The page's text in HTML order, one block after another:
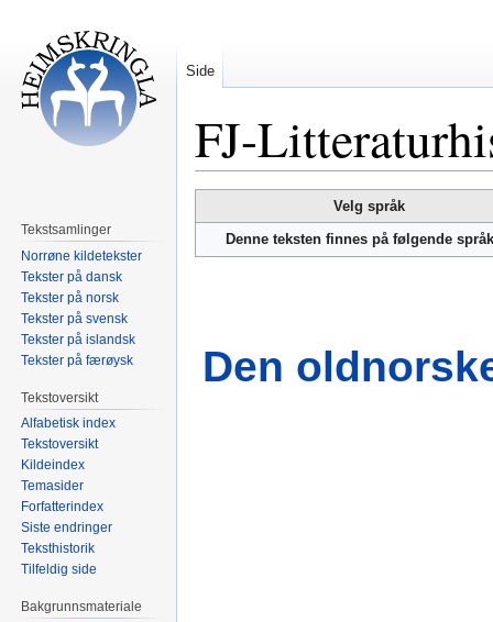
FJ-
til
navigering
til
Velg språk
Denne teksten finnes på følgende
Den
Side
Tekstsamlinger
Norrøne kildetekster
Tekster på dansk
Tekster på norsk
Tekster på svensk
Tekster på islandsk
Tekster på færøysk
Tekstoversikt
Alfabetisk index
Tekstoversikt
Kildeindex
Temasider
Forfatterindex
Siste endringer
Teksthistorik
Tilfeldig side
Bakgrunnsmateriale